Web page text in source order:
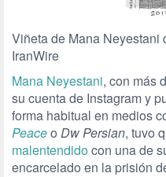
Viñeta de Mana Neyestani
IranWire
Mana Neyestani, con más
su cuenta de Instagram y
forma habitual en medios
Peaceo Dw Persian, tuvo
malentendidocon una de
encarcelado en la prisión